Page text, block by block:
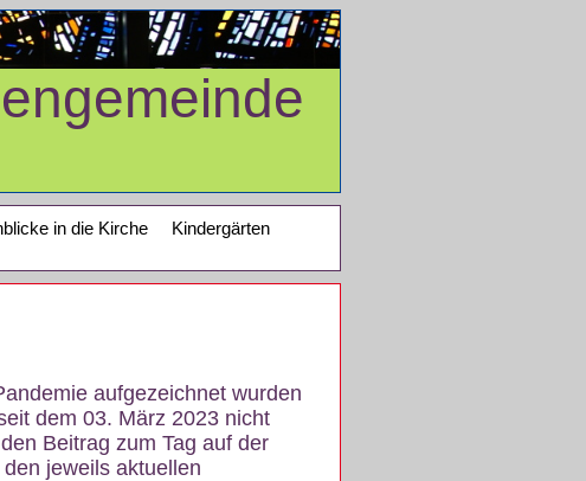
in die Kirche
Kindergärten
aufgezeichnet wurden
dem 03. März 2023 nicht
Beitrag zum Tag auf der
jeweils aktuellen